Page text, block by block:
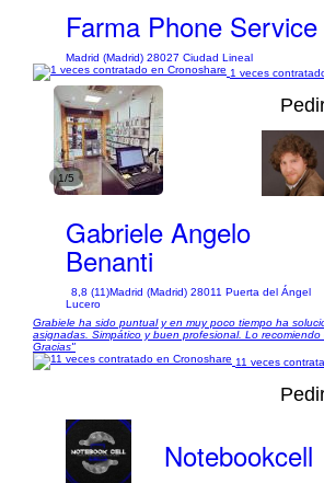
Farma Phone Service
Madrid (Madrid) 28027 Ciudad Lineal
1 veces
1/5
Gabriele Angelo
Benanti
8,8 (11)Madrid (Madrid) 28011 Puerta del Ángel
Lucero
Grabiele ha sido puntual y en muy poco tiempo ha
asignadas. Simpático y buen profesional. Lo recomiendo
Gracias"
11 veces
Notebookcell